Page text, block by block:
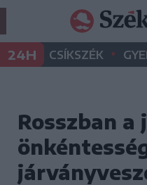
24H CSÍKSZÉK •
Rosszban